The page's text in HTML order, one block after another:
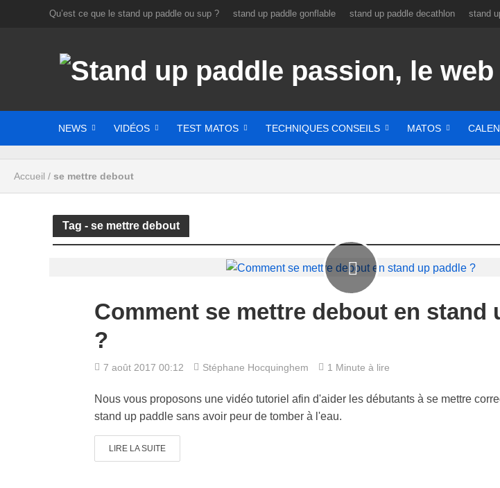
Qu’est ce que le stand up paddle ou sup ? stand up paddle gonflable stand up paddle decathlon stand
NEWS VIDÉOS TEST MATOS TECHNIQUES CONSEILS MATOS
Accueil / se mettre debout
Tag - se mettre debout
Comment se mettre debout en stand
?
7 août 2017 00:12 Stéphane Hocquinghem 1 Minute à lire
Nous vous proposons une vidéo tutoriel afin d'aider les débutants à se mettre
stand up paddle sans avoir peur de tomber à l'eau.
LIRE LA SUITE